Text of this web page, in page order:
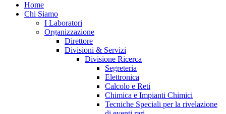
Home
Chi Siamo
I Laboratori
Organizzazione
Direttore
Divisioni & Servizi
Divisione Ricerca
Segreteria
Elettronica
Calcolo e Reti
Chimica e Impianti Chimici
Tecniche Speciali per la rivelazione